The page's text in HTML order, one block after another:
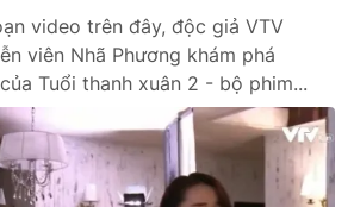
video trên đây, độc giả VTV
viên Nhã Phương khám phá
Tuổi thanh xuân 2 - bộ phim...